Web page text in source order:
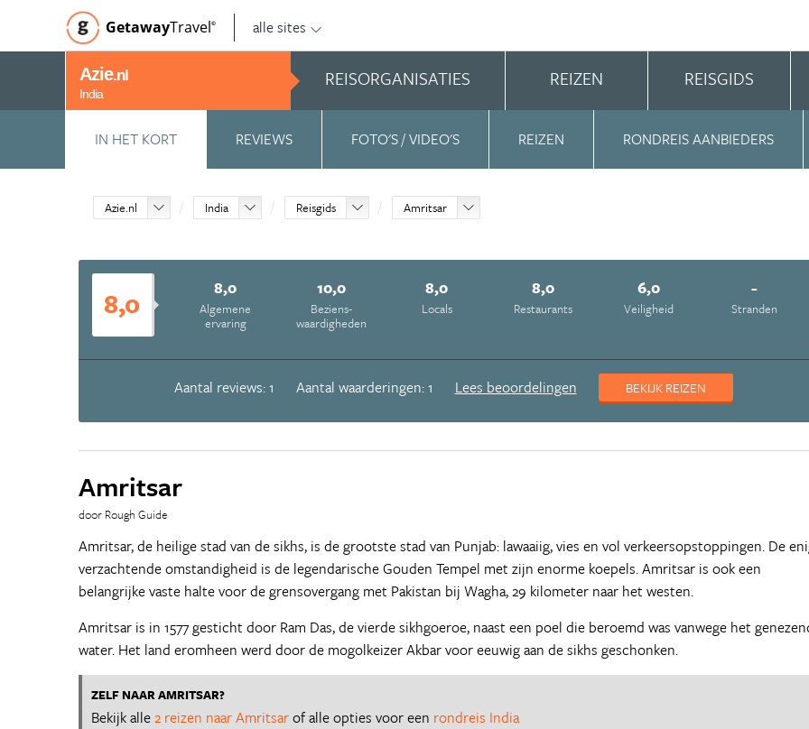
GetawayTravel© alle sites
Azie.nl
India
REISORGANISATIES REIZEN REISGIDS
IN HET KORT REVIEWS FOTO'S / VIDEO'S REIZEN RONDREIS AANBIEDERS
Azie.nl India Reisgids Amritsar
8,0 8,0
Algemene
ervaring
10,0
Beziens­
waardigheden
8,0
Locals
8,0
Restaurants
6,0
Veiligheid
-
Stranden
Aantal reviews: 1 Aantal waarderingen: 1 Lees beoordelingen BEKIJK REIZEN
Amritsar
door Rough Guide
Amritsar, de heilige stad van de sikhs, is de grootste stad van Punjab: lawaaiig, vies en vol verkeersopstoppingen. De
verzachtende omstandigheid is de legendarische Gouden Tempel met zijn enorme koepels. Amritsar is ook een
belangrijke vaste halte voor de grensovergang met Pakistan bij Wagha, 29 kilometer naar het westen.
Amritsar is in 1577 gesticht door Ram Das, de vierde sikhgoeroe, naast een poel die beroemd was vanwege het
water. Het land eromheen werd door de mogolkeizer Akbar voor eeuwig aan de sikhs geschonken.
ZELF NAAR AMRITSAR?
Bekijk alle2 reizen naar Amritsarof alle opties voor een rondreis India